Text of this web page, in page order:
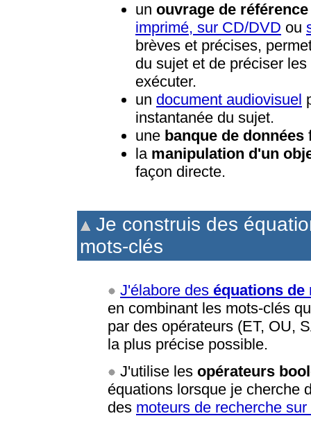
un ouvrage de référence
imprimé, sur CD/DVD ou
brèves et précises,
du sujet et de préciser
exécuter.
un document audiovisuel
instantanée du sujet.
une banque de données
la manipulation d'un
façon directe.
Je construis des
mots-clés
J'élabore des équations de
en combinant les mots-clés
par des opérateurs (ET, OU,
la plus précise possible.
J'utilise les opérateurs
équations lorsque je cherche
des moteurs de recherche